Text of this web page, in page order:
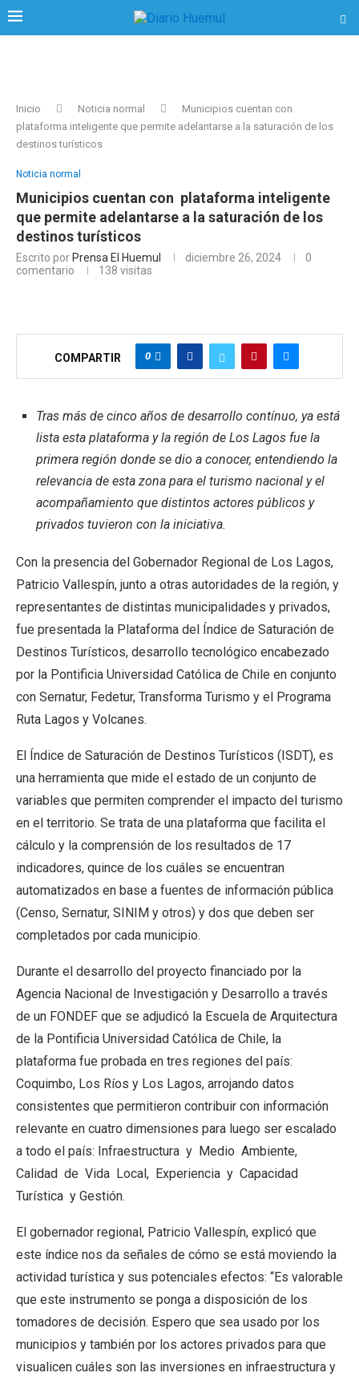
Inicio Noticia normal
Municipios cuentan con
plataforma inteligente que permite adelantarse a la saturación de los
destinos turísticos
Noticia normal
Municipios cuentan con plataforma inteligente
que permite adelantarse a la saturación de los
destinos turísticos
Escrito por Prensa El Huemul diciembre 26, 2024
0
comentario
138 visitas
COMPARTIR 0
Tras más de cinco años de desarrollo contínuo, ya está
lista esta plataforma y la región de Los Lagos fue la
primera región donde se dio a conocer, entendiendo la
relevancia de esta zona para el turismo nacional y el
acompañamiento que distintos actores públicos y
privados tuvieron con la iniciativa.
Con la presencia del Gobernador Regional de Los Lagos,
Patricio Vallespín, junto a otras autoridades de la región, y
representantes de distintas municipalidades y privados,
fue presentada la Plataforma del Índice de Saturación de
Destinos Turísticos, desarrollo tecnológico encabezado
por la Pontificia Universidad Católica de Chile en conjunto
con Sernatur, Fedetur, Transforma Turismo y el Programa
Ruta Lagos y Volcanes.
El Índice de Saturación de Destinos Turísticos (ISDT), es
una herramienta que mide el estado de un conjunto de
variables que permiten comprender el impacto del turismo
en el territorio. Se trata de una plataforma que facilita el
cálculo y la comprensión de los resultados de 17
indicadores, quince de los cuáles se encuentran
automatizados en base a fuentes de información pública
(Censo, Sernatur, SINIM y otros) y dos que deben ser
completados por cada municipio.
Durante el desarrollo del proyecto financiado por la
Agencia Nacional de Investigación y Desarrollo a través
de un FONDEF que se adjudicó la Escuela de Arquitectura
de la Pontificia Universidad Católica de Chile, la
plataforma fue probada en tres regiones del país:
Coquimbo, Los Ríos y Los Lagos, arrojando datos
consistentes que permitieron contribuir con información
relevante en cuatro dimensiones para luego ser escalado
a todo el país: Infraestructura y Medio Ambiente,
Calidad de Vida Local, Experiencia y Capacidad
Turística y Gestión.
El gobernador regional, Patricio Vallespín, explicó que
este índice nos da señales de cómo se está moviendo la
actividad turística y sus potenciales efectos: “Es valorable
que este instrumento se ponga a disposición de los
tomadores de decisión. Espero que sea usado por los
municipios y también por los actores privados para que
visualicen cuáles son las inversiones en infraestructura y